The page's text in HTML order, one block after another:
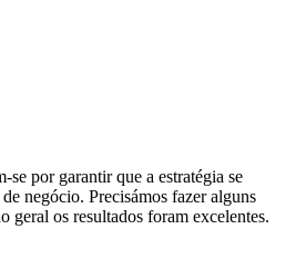
se por garantir que a estratégia se
negócio. Precisámos fazer alguns
geral os resultados foram excelentes.